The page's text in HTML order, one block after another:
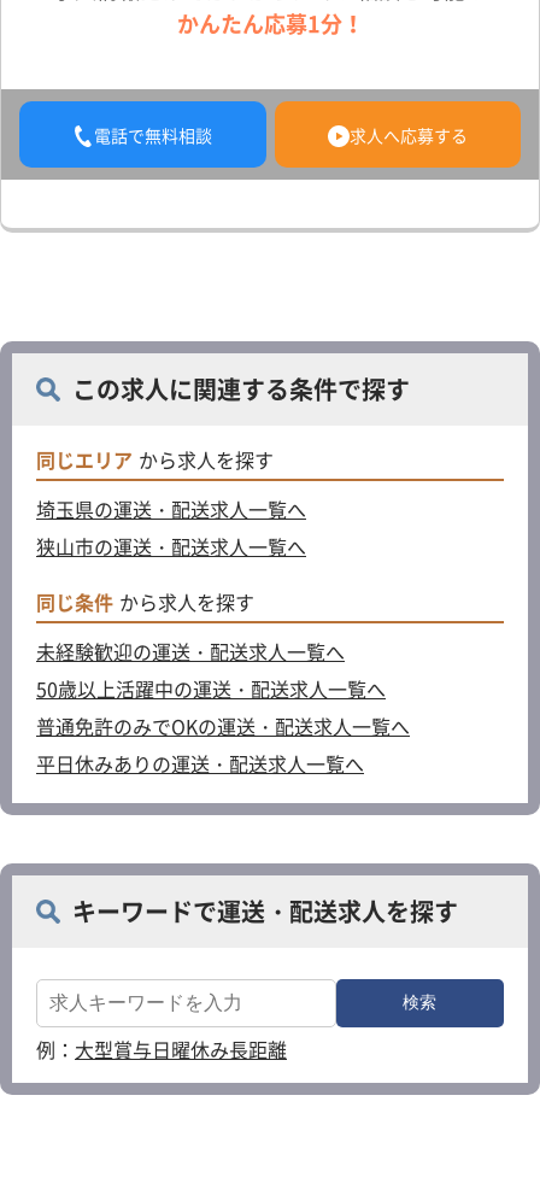
かんたん応募1分！
電話で無料相談 求人へ応募する
この求人に関連する条件で探す
同じエリア から求人を探す
埼玉県の運送・配送求人一覧へ
狭山市の運送・配送求人一覧へ
同じ条件 から求人を探す
未経験歓迎の運送・配送求人一覧へ
50歳以上活躍中の運送・配送求人一覧へ
普通免許のみでOKの運送・配送求人一覧へ
平日休みありの運送・配送求人一覧へ
キーワードで運送・配送求人を探す
例： 大型賞与日曜休み長距離